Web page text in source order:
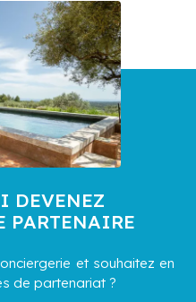
DEVENEZ
PARTENAIRE
et souhaitez en
de partenariat ?